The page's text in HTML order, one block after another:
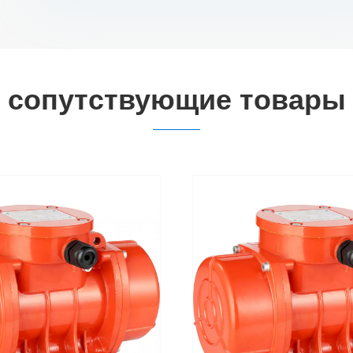
сопутствующие товары